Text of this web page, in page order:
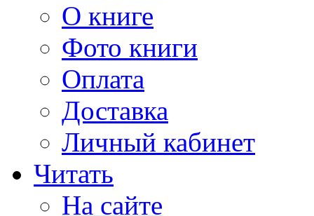
О книге
Фото книги
Оплата
Доставка
Личный кабинет
Читать
На сайте